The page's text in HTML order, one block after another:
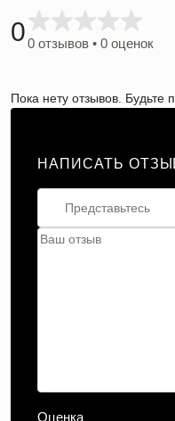
00 отзывов • 0 оценок
Пока нету отзывов. Будьте
НАПИСАТЬ
Оценка